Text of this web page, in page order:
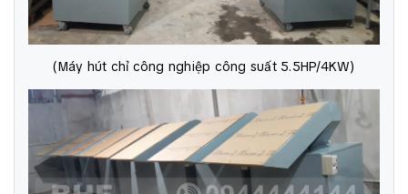
(Máy hút chỉ công nghiệp công suất 5.5HP/4KW)